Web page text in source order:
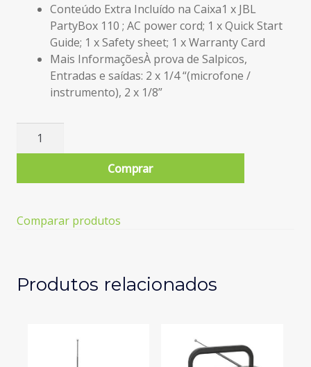
Conteúdo Extra Incluído na Caixa1 x JBL
PartyBox 110 ; AC power cord; 1 x Quick Start
Guide; 1 x Safety sheet; 1 x Warranty Card
Mais InformaçõesÀ prova de Salpicos,
Entradas e saídas: 2 x 1/4 “(microfone /
instrumento), 2 x 1/8”
Quantidade
High
JBL
Partybox
Comprar
Comparar produtos
Produtos relacionados